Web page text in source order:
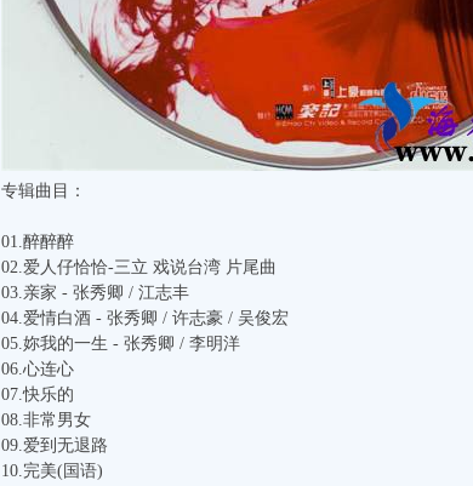
专辑曲目：
01.醉醉醉
02.爱人仔恰恰-三立 戏说台湾 片尾曲
03.亲家 - 张秀卿 / 江志丰
04.爱情白酒 - 张秀卿 / 许志豪 / 吴俊宏
05.妳我的一生 - 张秀卿 / 李明洋
06.心连心
07.快乐的
08.非常男女
09.爱到无退路
10.完美(国语)